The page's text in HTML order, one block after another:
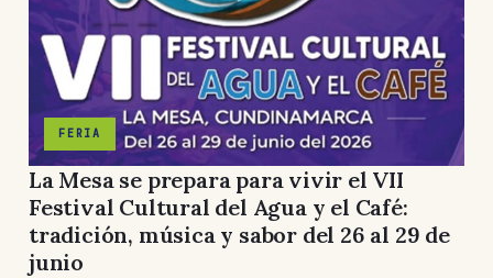
FERIA
La Mesa se prepara para vivir el VII
Festival Cultural del Agua y el Café:
tradición, música y sabor del 26 al 29 de
junio